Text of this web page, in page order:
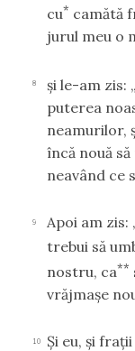
cu* camătă
jurul meu o
8 şi le-am zis:
puterea
neamurilor,
încă nouă
neavând ce
9
Apoi am zis:
trebui să
nostru, ca**
vrăjmaşe
10
Şi eu, şi